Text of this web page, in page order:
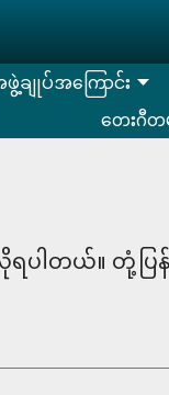
ဖွဲ့ချုပ်အကြောင်း
တေးဂီတမ
လိုရပါတယ်။ တုံ့